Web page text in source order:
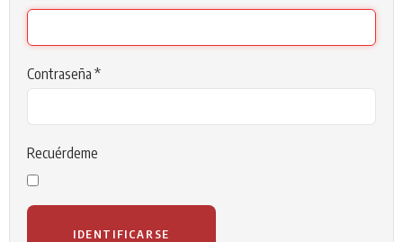
Contraseña *
Recuérdeme
IDENTIFICARSE